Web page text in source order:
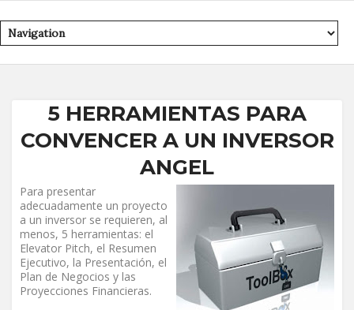
5 HERRAMIENTAS PARA
CONVENCER A UN INVERSOR
ANGEL
Para presentar
adecuadamente un proyecto
a un inversor se requieren, al
menos, 5 herramientas: el
Elevator Pitch, el Resumen
Ejecutivo, la Presentación, el
Plan de Negocios y las
Proyecciones Financieras.